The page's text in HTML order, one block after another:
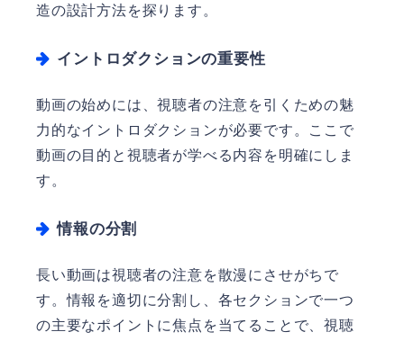
造の設計方法を探ります。
イントロダクションの重要性
動画の始めには、視聴者の注意を引くための魅
力的なイントロダクションが必要です。ここで
動画の目的と視聴者が学べる内容を明確にしま
す。
情報の分割
長い動画は視聴者の注意を散漫にさせがちで
す。情報を適切に分割し、各セクションで一つ
の主要なポイントに焦点を当てることで、視聴